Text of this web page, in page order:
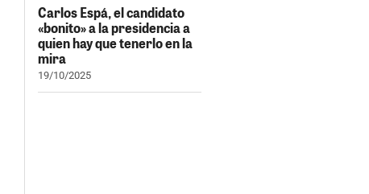
Carlos Espá, el candidato
«bonito» a la presidencia a
quien hay que tenerlo en la
mira
19/10/2025